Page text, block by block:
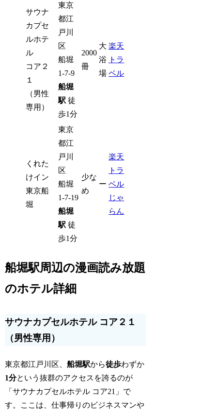
サウナ
カプセ
ルホテ
ル
コア２
１
（男性
専用）
東京
都江
戸川
区
船堀
1-7-9
船堀
駅徒
歩1分
2000
冊
大
浴
場
楽天
トラ
ベル
くれた
けイン
東京船
堀
東京
都江
戸川
区
船堀
1-7-19
船堀
駅徒
歩1分
少な
め
ー
楽天
トラ
ベル
じゃ
らん
船堀駅周辺の漫画読み放題
のホテル詳細
サウナカプセルホテル コア２１
（男性専用）
東京都江戸川区、船堀駅から徒歩わずか
1分という抜群のアクセスを誇るのが
「サウナカプセルホテル コア21」で
す。ここは、仕事帰りのビジネスマンや